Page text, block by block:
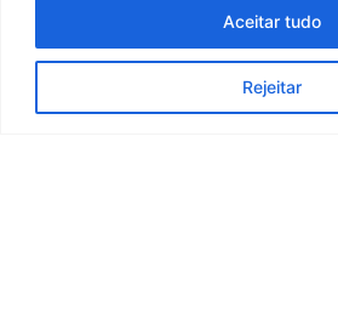
Rejeitar
Aceitar tudo
03.617.694/0001-07